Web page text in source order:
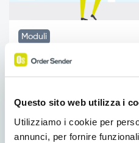
Questo sito web utilizza i
Utilizziamo i cookie per
annunci, per fornire
Moduli
Migliora il tuo giro visite
Come semplificare e
agenti di […]